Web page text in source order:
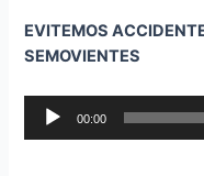
EVITEMOS
SEMOVIENTES
Reproductor
00:00